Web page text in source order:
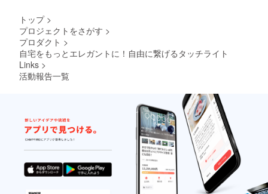
トップ >
プロジェクトをさがす >
プロダクト >
自宅をもっとエレガントに！自由に繋げるタッチライト
Links >
活動報告一覧